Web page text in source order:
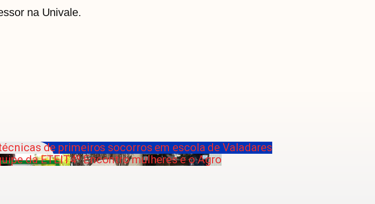
na Univale.
de primeiros socorros em escola de Valadares
da ETEIT4º Encontro mulheres e o Agro